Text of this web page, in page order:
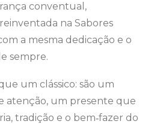
conventual,
na Sabores
a mesma dedicação e o
sempre.
um clássico: são um
atenção, um presente que
tradição e o bem‑fazer do